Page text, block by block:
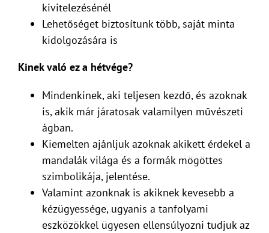
kivitelezésénél
Lehetőséget biztosítunk több, saját minta
kidolgozására is
Kinek való ez a hétvége?
Mindenkinek, aki teljesen kezdő, és azoknak
is, akik már járatosak valamilyen művészeti
ágban.
Kiemelten ajánljuk azoknak akikett érdekel a
mandalák világa és a formák mögöttes
szimbolikája, jelentése.
Valamint azonknak is akiknek kevesebb a
kézügyessége, ugyanis a tanfolyami
eszközökkel ügyesen ellensúlyozni tudjuk az